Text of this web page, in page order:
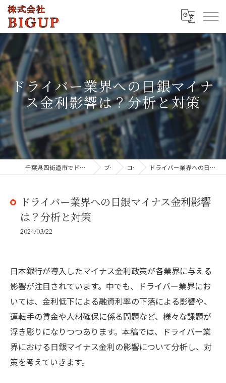
ドライバー業界への日銀マイナ
ス金利影響は？分析と対策
千葉県四街道市でドライバーの求人なら株式会社BIGUP ブログ コラム ドライバー業界への日銀マイナス金利影響は？分析と対策
ドライバー業界への日銀マイナス金利影響
は？分析と対策
2024/03/22
日本銀行が導入したマイナス金利政策が各業界に与える
影響が注目されています。中でも、ドライバー業界にお
いては、金利低下による融資利率の下落による影響や、
運転手の賃金や人材確保に係る問題など、様々な課題が
浮き彫りになりつつあります。本稿では、ドライバー業
界における日銀マイナス金利の影響について分析し、対
策を考えていきます。